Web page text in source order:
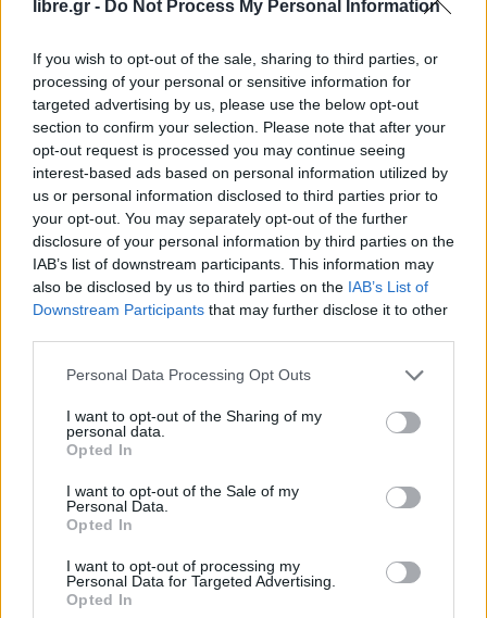
libre.gr - Do Not Process My Personal Information
If you wish to opt-out of the sale, sharing to third parties, or
processing of your personal or sensitive information for
targeted advertising by us, please use the below opt-out
section to confirm your selection. Please note that after your
opt-out request is processed you may continue seeing
interest-based ads based on personal information utilized by
us or personal information disclosed to third parties prior to
your opt-out. You may separately opt-out of the further
disclosure of your personal information by third parties on the
IAB’s list of downstream participants. This information may
also be disclosed by us to third parties on the IAB’s List of
Downstream Participants that may further disclose it to other
Personal Data Processing Opt Outs
I want to opt-out of the Sharing of my
personal data.
Opted In
I want to opt-out of the Sale of my
Personal Data.
Opted In
I want to opt-out of processing my
Personal Data for Targeted Advertising.
Opted In
— Shadow of Ezra (@ShadowofEzra)June 7, 2026
Σύμφωνα με την Επιτροπή, ο υπουργός
Περιβάλλοντος της Αλβανίας, Σοφιάν Τζαουπάι,
ενημέρωσε τις Βρυξέλλες ότιοι εργασίες για το
έργο έχουν προσωρινά ανασταλείκαι ότι θα
πραγματοποιηθεί μελέτη περιβαλλοντικών
επιπτώσεων με τη συμμετοχή οργανώσεων της
κοινωνίας των πολιτών.
Έχουμε ήδη εκφράσει στον υπουργό
Περιβάλλοντος τις ανησυχίες μας σχετικά με
πιθανές αδυναμίες του έργου», σημείωσε ο
εκπρόσωπος.
“Επανάσταση των Φλαμίνγκο”:
Κλιμακώνονται οι διαδηλώσεις στην
Αλβανία
Οι κινητοποιήσεις, που έχουν λάβει την ονομασία
Επανάσταση των Φλαμίνγκο » εξαιτίας των
φλαμίνγκο που ζουν στην προστατευόμενη